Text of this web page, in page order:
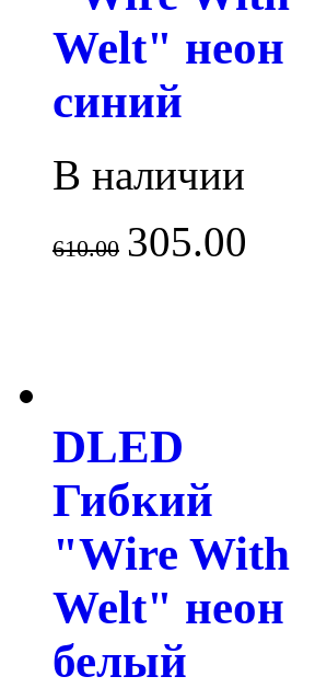
Welt" неон
синий
В наличии
610.00 305.00
DLED
Гибкий
"Wire With
Welt" неон
белый